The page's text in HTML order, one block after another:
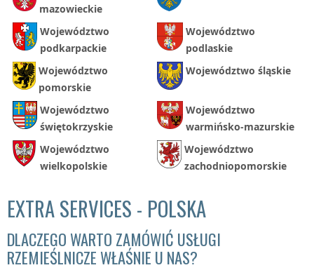
mazowieckie
Województwo
podkarpackie
Województwo
podlaskie
Województwo
pomorskie
Województwo śląskie
Województwo
świętokrzyskie
Województwo
warmińsko-mazurskie
Województwo
wielkopolskie
Województwo
zachodniopomorskie
EXTRA SERVICES - POLSKA
DLACZEGO WARTO ZAMÓWIĆ USŁUGI
RZEMIEŚLNICZE WŁAŚNIE U NAS?